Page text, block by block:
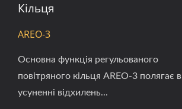
Кільця
AREO-3
Основна функція регульованого
повітряного кільця AREO-3 полягає в
усуненні відхилень...